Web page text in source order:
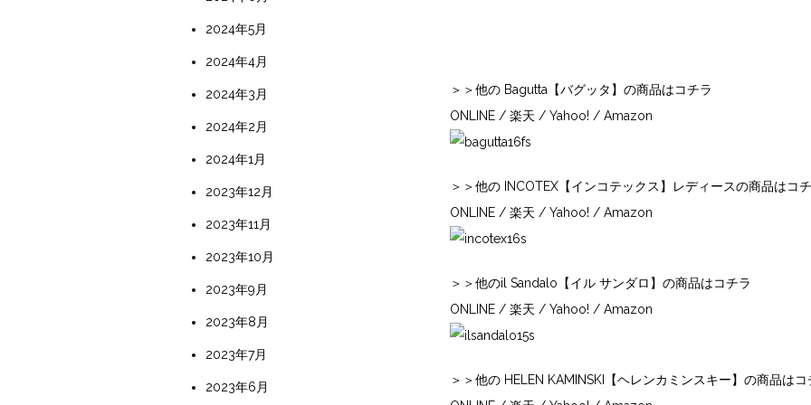
＞＞他の Bagutta【バグッタ】の商品はコチラ
ONLINE / 楽天 / Yahoo! / Amazon
＞＞他の INCOTEX【インコテックス】レディースの商品はコ
ONLINE / 楽天 / Yahoo! / Amazon
＞＞他のil Sandalo【イル サンダロ】の商品はコチラ
ONLINE / 楽天 / Yahoo! / Amazon
＞＞他の HELEN KAMINSKI【ヘレンカミンスキー】の商品はコ
2024年5月
2024年4月
2024年3月
2024年2月
2024年1月
2023年12月
2023年11月
2023年10月
2023年9月
2023年8月
2023年7月
2023年6月